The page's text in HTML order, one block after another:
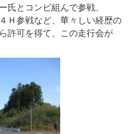
氏とコンビ組んで参戦、
Ｈ参戦など、華々しい経歴の
許可を得て、この走行会が